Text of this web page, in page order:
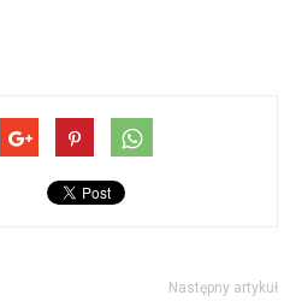
Następny artykuł